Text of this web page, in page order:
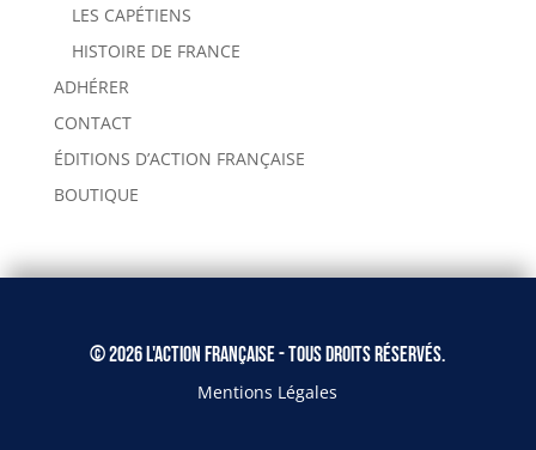
LES CAPÉTIENS
HISTOIRE DE FRANCE
ADHÉRER
CONTACT
ÉDITIONS D’ACTION FRANÇAISE
BOUTIQUE
© 2026 L'Action Française - Tous droits réservés.
Mentions Légales